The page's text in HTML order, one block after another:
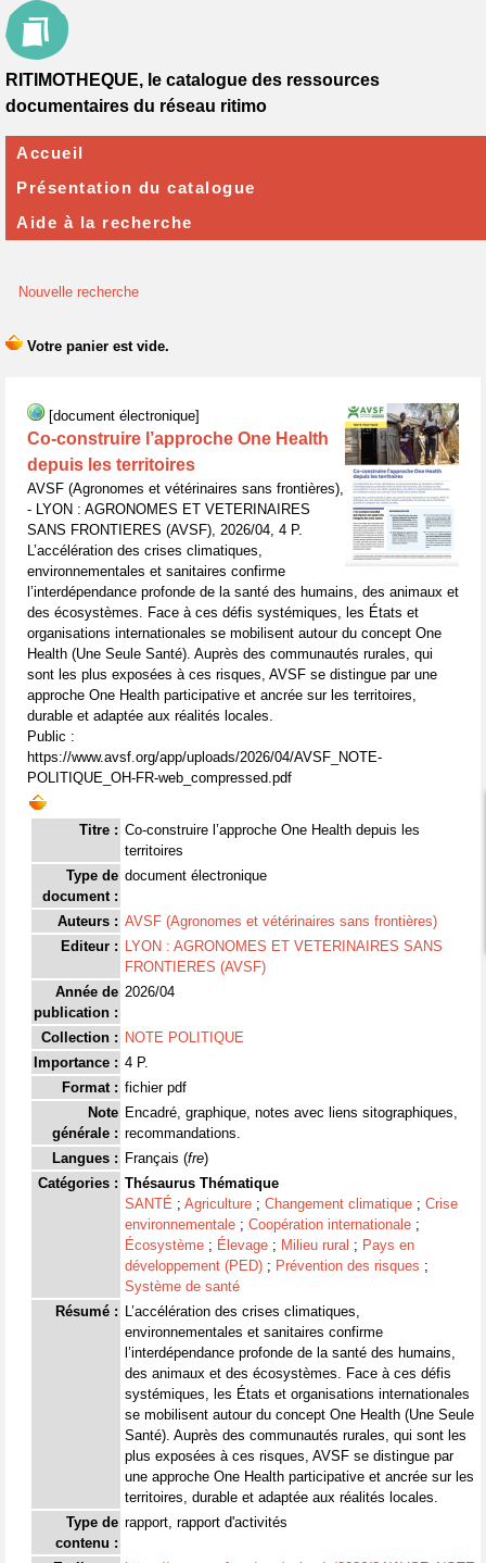
Nouvelle recherche
[document électronique]
Co-construire l’approche One Health
depuis les territoires
AVSF (Agronomes et vétérinaires sans frontières),
- LYON : AGRONOMES ET VETERINAIRES
SANS FRONTIERES (AVSF), 2026/04, 4 P.
L’accélération des crises climatiques,
environnementales et sanitaires confirme
l’interdépendance profonde de la santé des humains, des animaux et
des écosystèmes. Face à ces défis systémiques, les États et
organisations internationales se mobilisent autour du concept One
Health (Une Seule Santé). Auprès des communautés rurales, qui
sont les plus exposées à ces risques, AVSF se distingue par une
approche One Health participative et ancrée sur les territoires,
durable et adaptée aux réalités locales.
Public :
https://www.avsf.org/app/uploads/2026/04/AVSF_NOTE-
POLITIQUE_OH-FR-web_compressed.pdf
Titre : Co-construire l’approche One Health depuis les
territoires
Type de
document :
document électronique
Auteurs : AVSF (Agronomes et vétérinaires sans frontières)
Editeur : LYON : AGRONOMES ET VETERINAIRES SANS
FRONTIERES (AVSF)
Année de
publication :
2026/04
Collection : NOTE POLITIQUE
Importance : 4 P.
Format : fichier pdf
Note
générale :
Encadré, graphique, notes avec liens sitographiques,
recommandations.
Langues : Français (fre)
Catégories : Thésaurus Thématique
SANTÉ ; Agriculture ; Changement climatique ; Crise
environnementale ; Coopération internationale ;
Écosystème ; Élevage ; Milieu rural ; Pays en
développement (PED) ; Prévention des risques ;
Système de santé
Résumé : L’accélération des crises climatiques,
environnementales et sanitaires confirme
l’interdépendance profonde de la santé des humains,
des animaux et des écosystèmes. Face à ces défis
systémiques, les États et organisations internationales
se mobilisent autour du concept One Health (Une Seule
Santé). Auprès des communautés rurales, qui sont les
plus exposées à ces risques, AVSF se distingue par
une approche One Health participative et ancrée sur les
territoires, durable et adaptée aux réalités locales.
Type de
contenu :
rapport, rapport d'activités
RITIMOTHEQUE, le catalogue des ressources
documentaires du réseau ritimo
Accueil
Présentation du catalogue
Aide à la recherche